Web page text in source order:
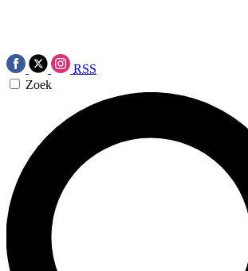
RSS
Zoek